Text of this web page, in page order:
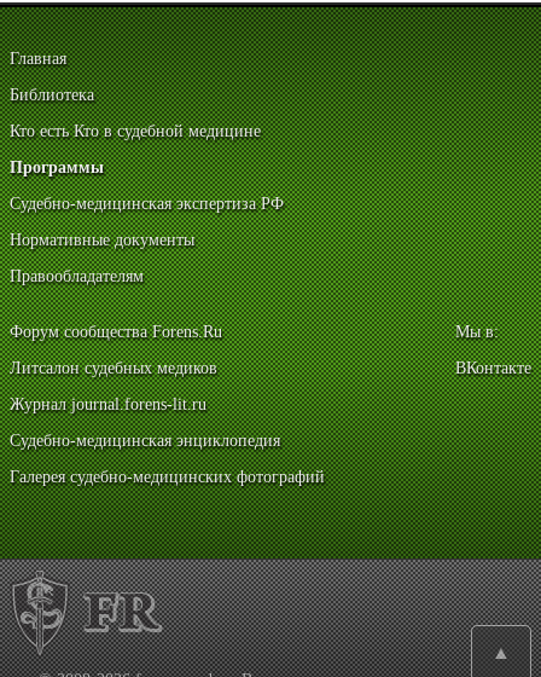
Главная
Библиотека
Кто есть Кто в судебной медицине
Программы
Судебно-медицинская экспертиза РФ
Нормативные документы
Правообладателям
Форум сообщества Forens.Ru
Литсалон судебных медиков
Журнал journal.forens-lit.ru
Судебно-медицинская энциклопедия
Галерея судебно-медицинских фотографий
Мы в:
ВКонтакте
▲